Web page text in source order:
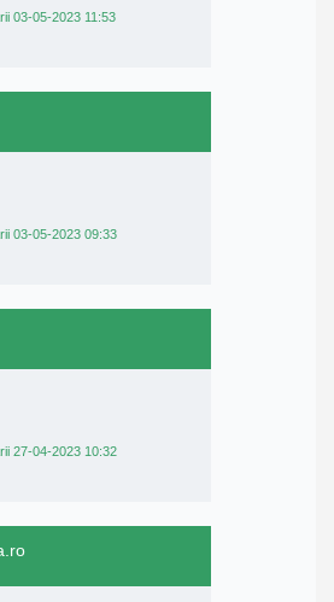
03-05-2023 11:53
03-05-2023 09:33
27-04-2023 10:32